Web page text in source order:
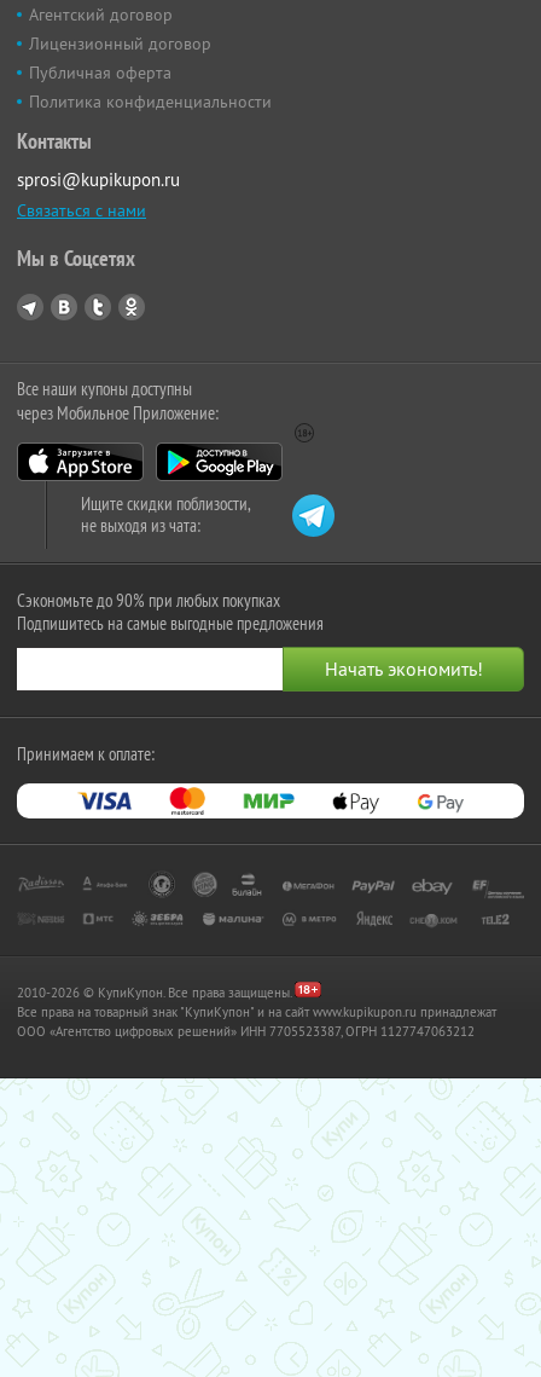
Агентский договор
Лицензионный договор
Публичная оферта
Политика конфиденциальности
Контакты
sprosi@kupikupon.ru
Связаться с нами
Мы в Соцсетях
Все наши купоны доступны
через Мобильное Приложение:
Ищите скидки поблизости,
не выходя из чата:
Сэкономьте до 90% при любых покупках
Подпишитесь на самые выгодные предложения
Принимаем к оплате:
2010-2026 © КупиКупон. Все права защищены.
Все права на товарный знак "КупиКупон" и на сайт www.kupikupon.ru принадлежат
OOO «Агентство цифровых решений» ИНН 7705523387, ОГРН 1127747063212